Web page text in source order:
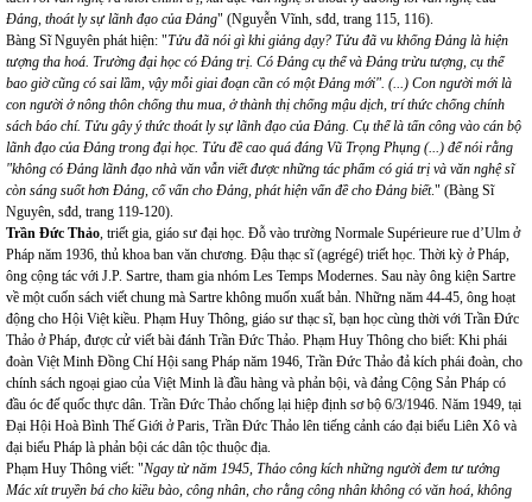
Đảng, thoát ly sự lãnh đạo của Đảng" (Nguyễn Vĩnh, sđd, trang 115, 116).
Bàng Sĩ Nguyên phát hiện: "Tửu đã nói gì khi giảng dạy? Tửu đã vu khống Đảng là hiện
tượng tha hoá. Trường đại học có Đảng trị. Có Đảng cụ thể và Đảng trừu tượng, cụ thể
bao giờ cũng có sai lầm, vậy mỗi giai đoạn cần có một Đảng mới". (...) Con người mới là
con người ở nông thôn chống thu mua, ở thành thị chống mậu dịch, trí thức chống chính
sách báo chí. Tửu gây ý thức thoát ly sự lãnh đạo của Đảng. Cụ thể là tấn công vào cán bộ
lãnh đạo của Đảng trong đại học. Tửu đề cao quá đáng Vũ Trọng Phụng (...) để nói rằng
"không có Đảng lãnh đạo nhà văn vẫn viết được những tác phẩm có giá trị và văn nghệ sĩ
còn sáng suốt hơn Đảng, cố vấn cho Đảng, phát hiện vấn đề cho Đảng biết." (Bàng Sĩ
Nguyên, sđd, trang 119-120).
Trần Đức Thảo, triết gia, giáo sư đại học. Đỗ vào trường Normale Supérieure rue d’Ulm ở
Pháp năm 1936, thủ khoa ban văn chương. Đậu thạc sĩ (agrégé) triết học. Thời kỳ ở Pháp,
ông cộng tác với J.P. Sartre, tham gia nhóm Les Temps Modernes. Sau này ông kiện Sartre
về một cuốn sách viết chung mà Sartre không muốn xuất bản. Những năm 44-45, ông hoạt
động cho Hội Việt kiều. Phạm Huy Thông, giáo sư thạc sĩ, bạn học cùng thời với Trần Đức
Thảo ở Pháp, được cử viết bài đánh Trần Đức Thảo. Phạm Huy Thông cho biết: Khi phái
đoàn Việt Minh Đồng Chí Hội sang Pháp năm 1946, Trần Đức Thảo đả kích phái đoàn, cho
chính sách ngoại giao của Việt Minh là đầu hàng và phản bội, và đảng Cộng Sản Pháp có
đầu óc đế quốc thực dân. Trần Đức Thảo chống lại hiệp định sơ bộ 6/3/1946. Năm 1949, tại
Đại Hội Hoà Bình Thế Giới ở Paris, Trần Đức Thảo lên tiếng cảnh cáo đại biểu Liên Xô và
đại biểu Pháp là phản bội các dân tộc thuộc địa.
Phạm Huy Thông viết: "Ngay từ năm 1945, Thảo công kích những người đem tư tưởng
Mác xít truyền bá cho kiều bào, công nhân, cho rằng công nhân không có văn hoá, không